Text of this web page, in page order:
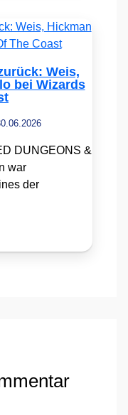
Weis,
bei Wizards
DUNGEONS &
war
der